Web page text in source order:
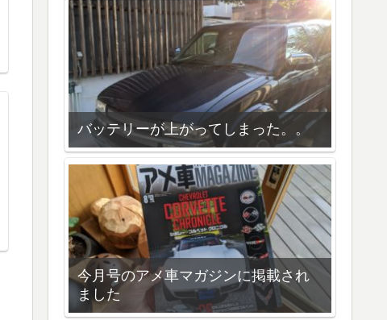
バッテリーが上がってしまった。。
今月号のアメ車マガジンに掲載され
ました